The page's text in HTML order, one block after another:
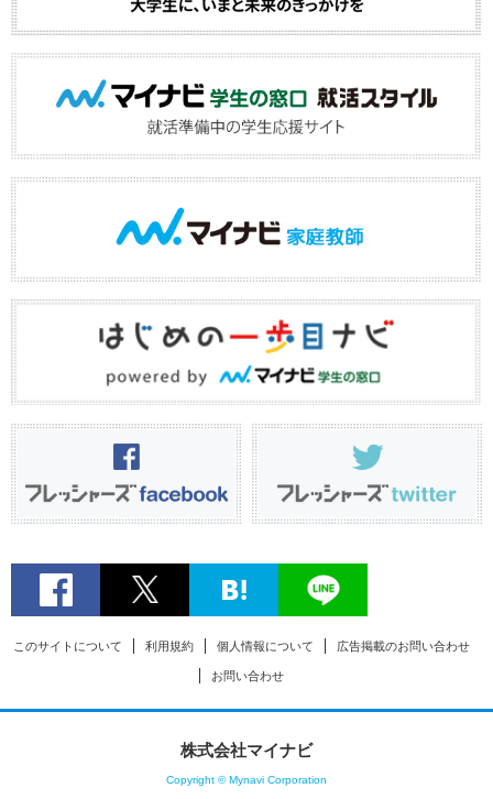
このサイトについて 利用規約 個人情報について 広告掲載のお問い合わせ
お問い合わせ
株式会社マイナビ
Copyright © Mynavi Corporation